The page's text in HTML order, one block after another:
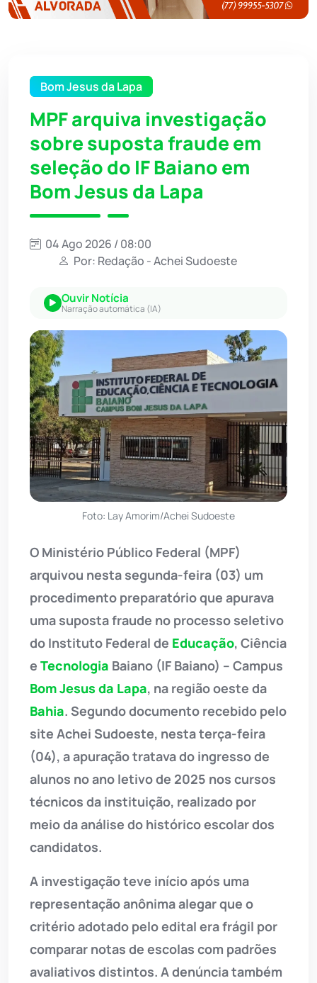
Bom Jesus da Lapa
MPF arquiva investigação
sobre suposta fraude em
seleção do IF Baiano em
Bom Jesus da Lapa
04 Ago 2026 / 08:00
Por: Redação - Achei Sudoeste
Ouvir Notícia
Narração automática (IA)
Foto: Lay Amorim/Achei Sudoeste
O Ministério Público Federal (MPF)
arquivou nesta segunda-feira (03) um
procedimento preparatório que apurava
uma suposta fraude no processo seletivo
do Instituto Federal de Educação, Ciência
e Tecnologia Baiano (IF Baiano) – Campus
Bom Jesus da Lapa, na região oeste da
Bahia. Segundo documento recebido pelo
site Achei Sudoeste, nesta terça-feira
(04), a apuração tratava do ingresso de
alunos no ano letivo de 2025 nos cursos
técnicos da instituição, realizado por
meio da análise do histórico escolar dos
candidatos.
A investigação teve início após uma
representação anônima alegar que o
critério adotado pelo edital era frágil por
comparar notas de escolas com padrões
avaliativos distintos. A denúncia também